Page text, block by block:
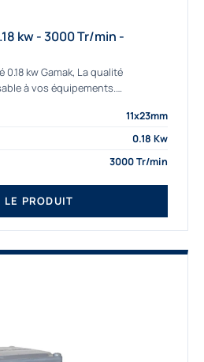
kw - 3000 Tr/min -
kw Gamak, La qualité
à vos équipements.
11x23mm
0.18 Kw
3000 Tr/min
LE PRODUIT